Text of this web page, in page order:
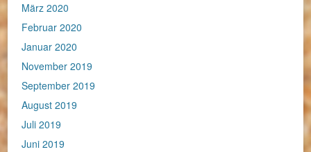
März 2020
Februar 2020
Januar 2020
November 2019
September 2019
August 2019
Juli 2019
Juni 2019